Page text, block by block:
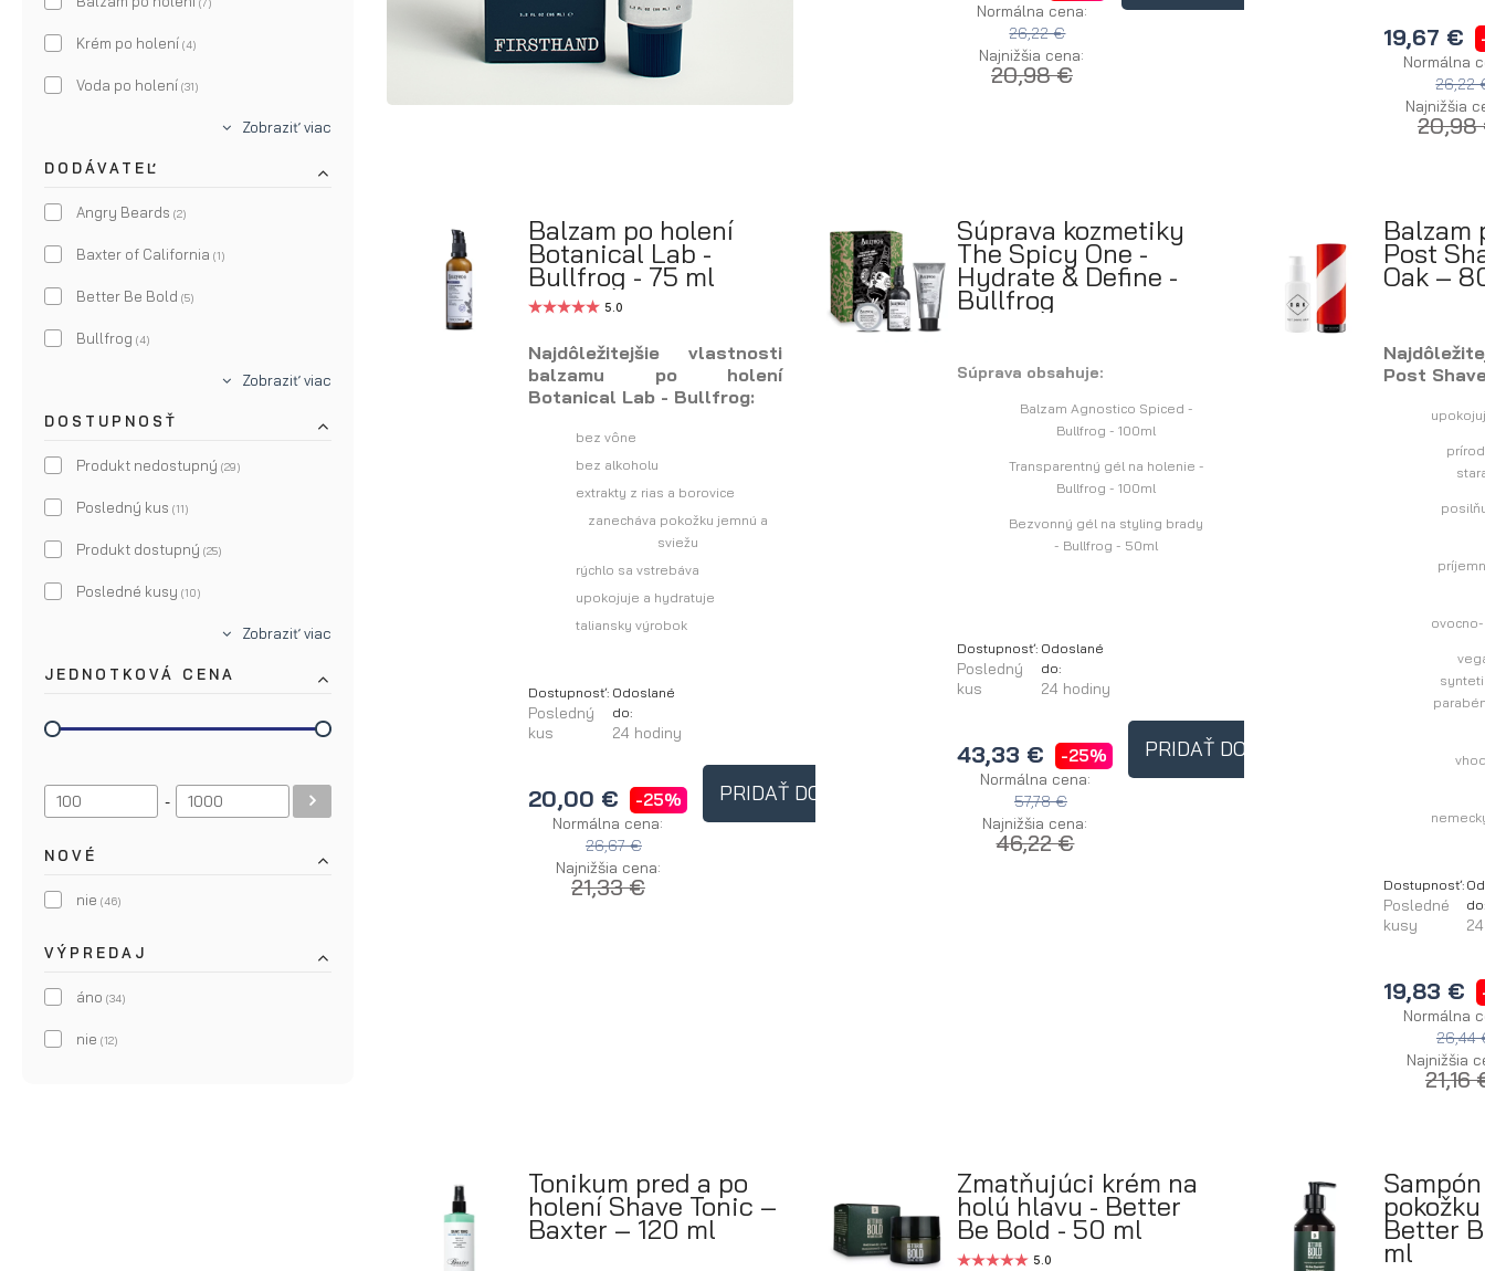
Olej
zimu
na bradu
Nožnice
na fúzy
Sušič na
bradu
Krém po holení (4)
Voda po holení (31)
Zobraziť viac
DODÁVATEĽ
Angry Beards (2)
Baxter of California (1)
Better Be Bold (5)
Bullfrog (4)
Groomen (2)
Kanclerski (7)
Not Bad Stuff (4)
Oak (1)
Pan Drwal (4)
RareCraft (4)
Zobraziť viac
DOSTUPNOSŤ
Produkt nedostupný (29)
Posledný kus (11)
Produkt dostupný (25)
Posledné kusy (10)
Zobraziť viac
JEDNOTKOVÁ CENA
-
NOVÉ
nie (46)
VÝPREDAJ
áno (34)
nie (12)
Normálna cena:
26,22 €
Najnižšia cena:
20,98 €
19,67 €
Normálna
26,22
Najnižšia
20,98
Balzam po holení
Botanical Lab -
Bullfrog - 75 ml
5.0
Najdôležitejšie vlastnosti
balzamu po holení
Botanical Lab - Bullfrog:
bez vône
bez alkoholu
extrakty z rias a borovice
zanecháva pokožku jemnú a
sviežu
rýchlo sa vstrebáva
upokojuje a hydratuje
taliansky výrobok
Dostupnosť:
Posledný
kus
Odoslané
do:
24 hodiny
20,00 € -25%
Normálna cena:
26,67 €
Najnižšia cena:
21,33 €
PRIDAŤ DO KOŠÍKA
Súprava kozmetiky
The Spicy One -
Hydrate & Define -
Bullfrog
Súprava obsahuje:
Balzam Agnostico Spiced -
Bullfrog - 100ml
Transparentný gél na holenie -
Bullfrog - 100ml
Bezvonný gél na styling brady
- Bullfrog - 50ml
Dostupnosť:
Posledný
kus
Odoslané
do:
24 hodiny
43,33 € -25%
Normálna cena:
57,78 €
Najnižšia cena:
46,22 €
PRIDAŤ DO KOŠÍKA
Balzam
Post
Oak –
Post
Dostupnosť:
Posledné
kusy
19,83 €
Normálna
26,44
Najnižšia
21,16
Tonikum pred a po
holení Shave Tonic –
Baxter – 120 ml
Zmatňujúci krém na
holú hlavu - Better
Be Bold - 50 ml
5.0
Better
ml